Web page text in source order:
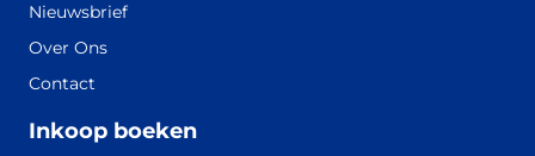
Nieuwsbrief
Over Ons
Contact
Inkoop boeken